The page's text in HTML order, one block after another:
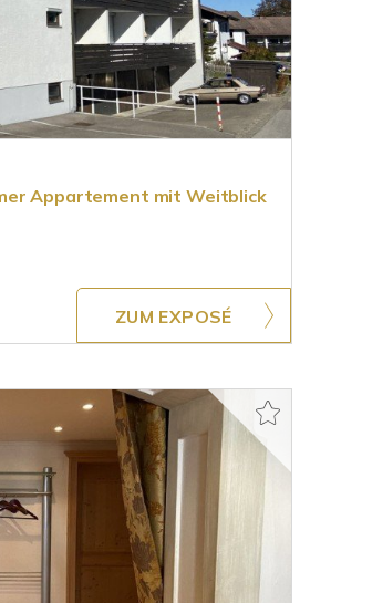
Appartement mit Weitblick
ZUM EXPOSÉ